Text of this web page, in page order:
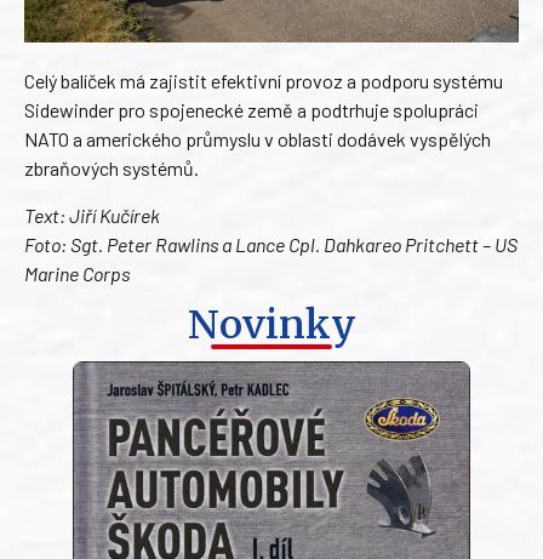
Celý balíček má zajistit efektivní provoz a podporu systému
Sidewinder pro spojenecké země a podtrhuje spolupráci
NATO a amerického průmyslu v oblasti dodávek vyspělých
zbraňových systémů.
Text: Jiří Kučírek
Foto: Sgt. Peter Rawlins a Lance Cpl. Dahkareo Pritchett – US
Marine Corps
Novinky